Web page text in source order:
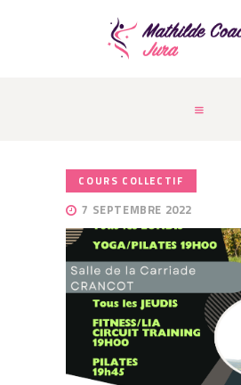
ACCUEIL
PRESTATIONS
CONTACT
COURS COLLECTIF
7 SEPTEMBRE 2022